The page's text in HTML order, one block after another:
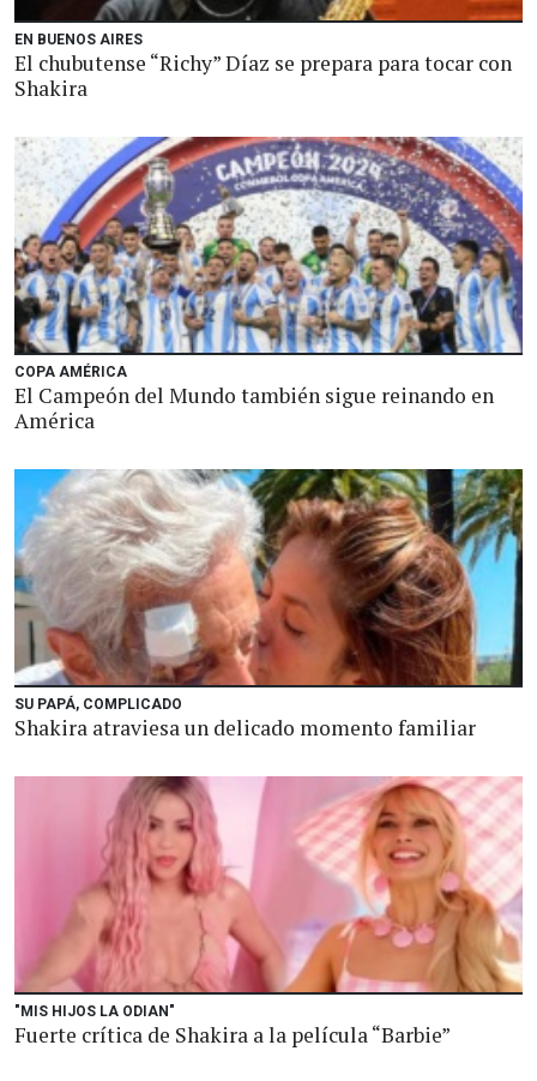
EN BUENOS AIRES
El chubutense “Richy” Díaz se prepara para tocar con
Shakira
COPA AMÉRICA
El Campeón del Mundo también sigue reinando en
América
SU PAPÁ, COMPLICADO
Shakira atraviesa un delicado momento familiar
"MIS HIJOS LA ODIAN"
Fuerte crítica de Shakira a la película “Barbie”